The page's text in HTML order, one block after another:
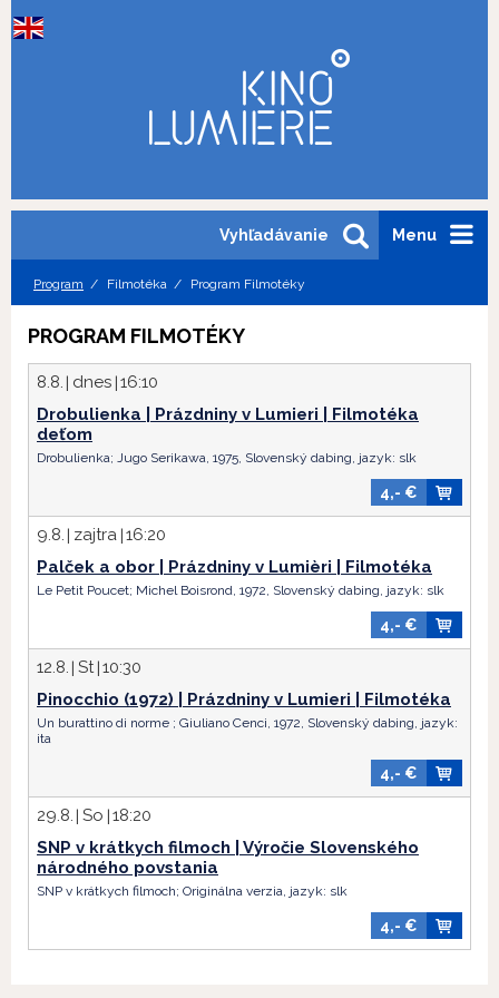
Menu
Vyhľadávanie
Program Filmotéka Program Filmotéky
PROGRAM FILMOTÉKY
8.8. dnes 16:10
Drobulienka | Prázdniny v Lumieri | Filmotéka
deťom
Drobulienka; Jugo Serikawa, 1975, Slovenský dabing, jazyk: slk
4,- €
9.8. zajtra 16:20
Palček a obor | Prázdniny v Lumièri | Filmotéka
Le Petit Poucet; Michel Boisrond, 1972, Slovenský dabing, jazyk: slk
4,- €
12.8. St 10:30
Pinocchio (1972) | Prázdniny v Lumieri | Filmotéka
Un burattino di norme ; Giuliano Cenci, 1972, Slovenský dabing, jazyk:
ita
4,- €
29.8. So 18:20
SNP v krátkych filmoch | Výročie Slovenského
národného povstania
SNP v krátkych filmoch; Originálna verzia, jazyk: slk
4,- €